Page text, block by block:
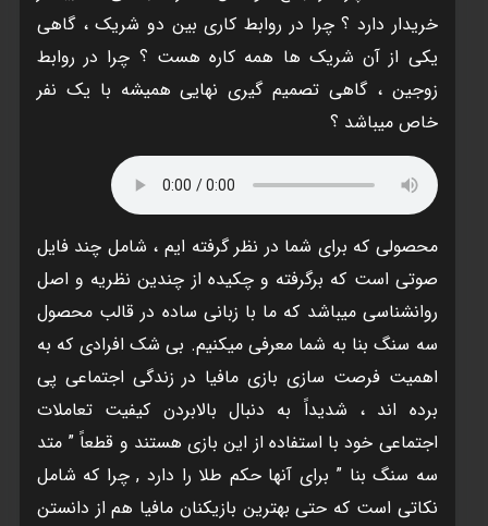
خريدار دارد ؟ چرا در روابط کاری بين دو شريک ، گاهی
يکی از آن شريک ها همه کاره هست ؟ چرا در روابط
زوجين ، گاهی تصميم گيری نهايی هميشه با يک نفر
خاص ميباشد ؟
محصولی که برای شما در نظر گرفته ايم ، شامل چند فايل
صوتی است که برگرفته و چکيده از چندين نظريه و اصل
روانشناسی ميباشد که ما با زبانی ساده در قالب محصول
سه سنگ بنا به شما معرفی ميکنيم. بی شک افرادی که به
اهميت فرصت سازی بازی مافيا در زندگی اجتماعی پی
برده اند ، شديداً به دنبال بالابردن کيفيت تعاملات
اجتماعی خود با استفاده از اين بازی هستند و قطعاً ” متد
سه سنگ بنا ” برای آنها حکم طلا را دارد , چرا که شامل
نکاتی است که حتی بهترين بازيکنان مافيا هم از دانستن